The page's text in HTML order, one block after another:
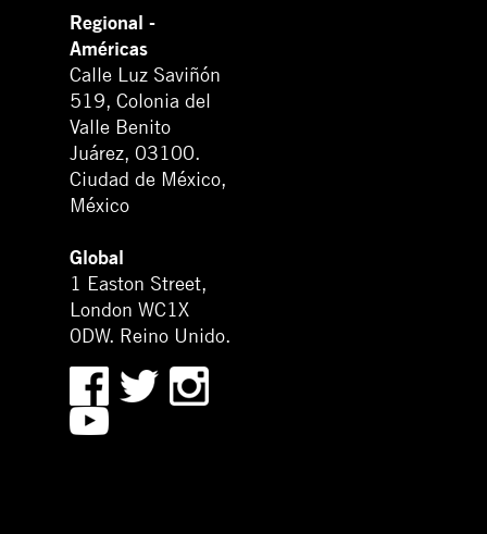
Regional -
Américas
Calle Luz Saviñón
519, Colonia del
Valle Benito
Juárez, 03100.
Ciudad de México,
México
Global
1 Easton Street,
London WC1X
0DW. Reino Unido.